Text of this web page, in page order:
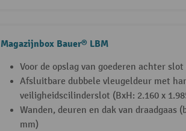
Magazijnbox Bauer® LBM
Voor de opslag van goederen achter
Afsluitbare dubbele vleugeldeur met
veiligheidscilinderslot (BxH: 2.160 x
Wanden, deuren en dak van draadgaas
mm)